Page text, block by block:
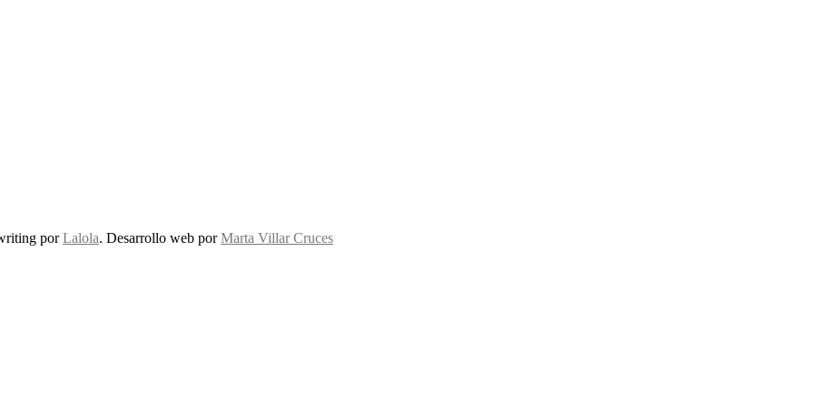
porLalola. Desarrollo web porMarta Villar Cruces